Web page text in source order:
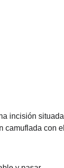
incisión situada
camuflada con el